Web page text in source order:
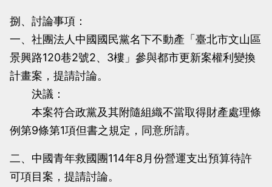
捌、討論事項：
一、社團法人中國國民黨名下不動產「臺北市文山區
景興路120巷2號2、3樓」參與都市更新案權利變換
計畫案，提請討論。
決議：
本案符合政黨及其附隨組織不當取得財產處理條
例第9條第1項但書之規定，同意所請。
二、中國青年救國團114年8月份營運支出預算待許
可項目案，提請討論。